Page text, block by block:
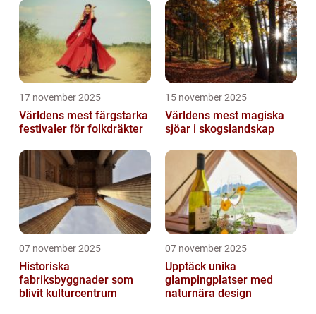
17 november 2025
Världens mest färgstarka
festivaler för folkdräkter
15 november 2025
Världens mest magiska
sjöar i skogslandskap
07 november 2025
Historiska
fabriksbyggnader som
blivit kulturcentrum
07 november 2025
Upptäck unika
glampingplatser med
naturnära design